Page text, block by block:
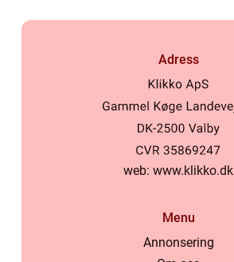
Adress
web: www.klikko.dk
Menu
Annonsering